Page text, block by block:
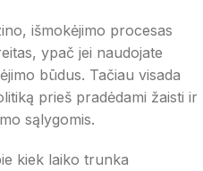
išmokėjimo procesas
ypač jei naudojate
būdus. Tačiau visada
prieš pradėdami žaisti ir
sąlygomis.
kiek laiko trunka